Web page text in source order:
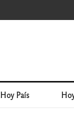
Hoy País